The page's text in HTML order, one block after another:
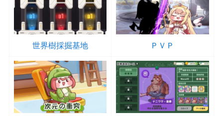
世界樹採掘基地 ＰＶＰ